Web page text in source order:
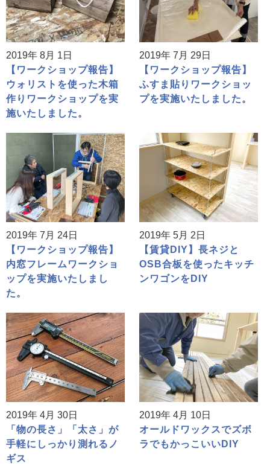
2019年 8月 1日
【ワークショップ報告】
ウォリストを使った木箱
作りワークショップを実
施いたしました。
2019年 7月 29日
【ワークショップ報告】
ふすま貼りワークショッ
プを実施いたしました。
2019年 7月 24日
【ワークショップ報告】
内窓フレームワークショ
ップを実施いたしまし
た。
2019年 5月 2日
【賃貸DIY】長ネジと
OSB合板を使ったキッチ
ンワゴンをDIY
2019年 4月 30日
「物の長さ」「太さ」が
手軽にしっかり測れるノ
ギス
2019年 4月 10日
オールドワックスでズボ
ラでもかっこいいDIY